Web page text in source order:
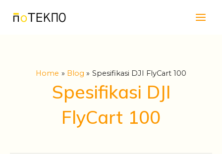
Home Blog Spesifikasi DJI FlyCart 100
Spesifikasi DJI
FlyCart 100